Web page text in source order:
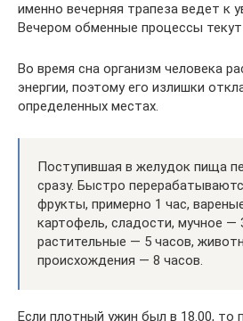
именно вечерняя трапеза ведет к
Вечером обменные процессы
Во время сна организм человека
энергии, поэтому его излишки
определенных местах.
Поступившая в желудок пища
сразу. Быстро
фрукты, примерно 1 час,
картофель, сладости, мучное —
растительные — 5 часов,
происхождения — 8 часов.
Если плотный ужин был в 18.00, то